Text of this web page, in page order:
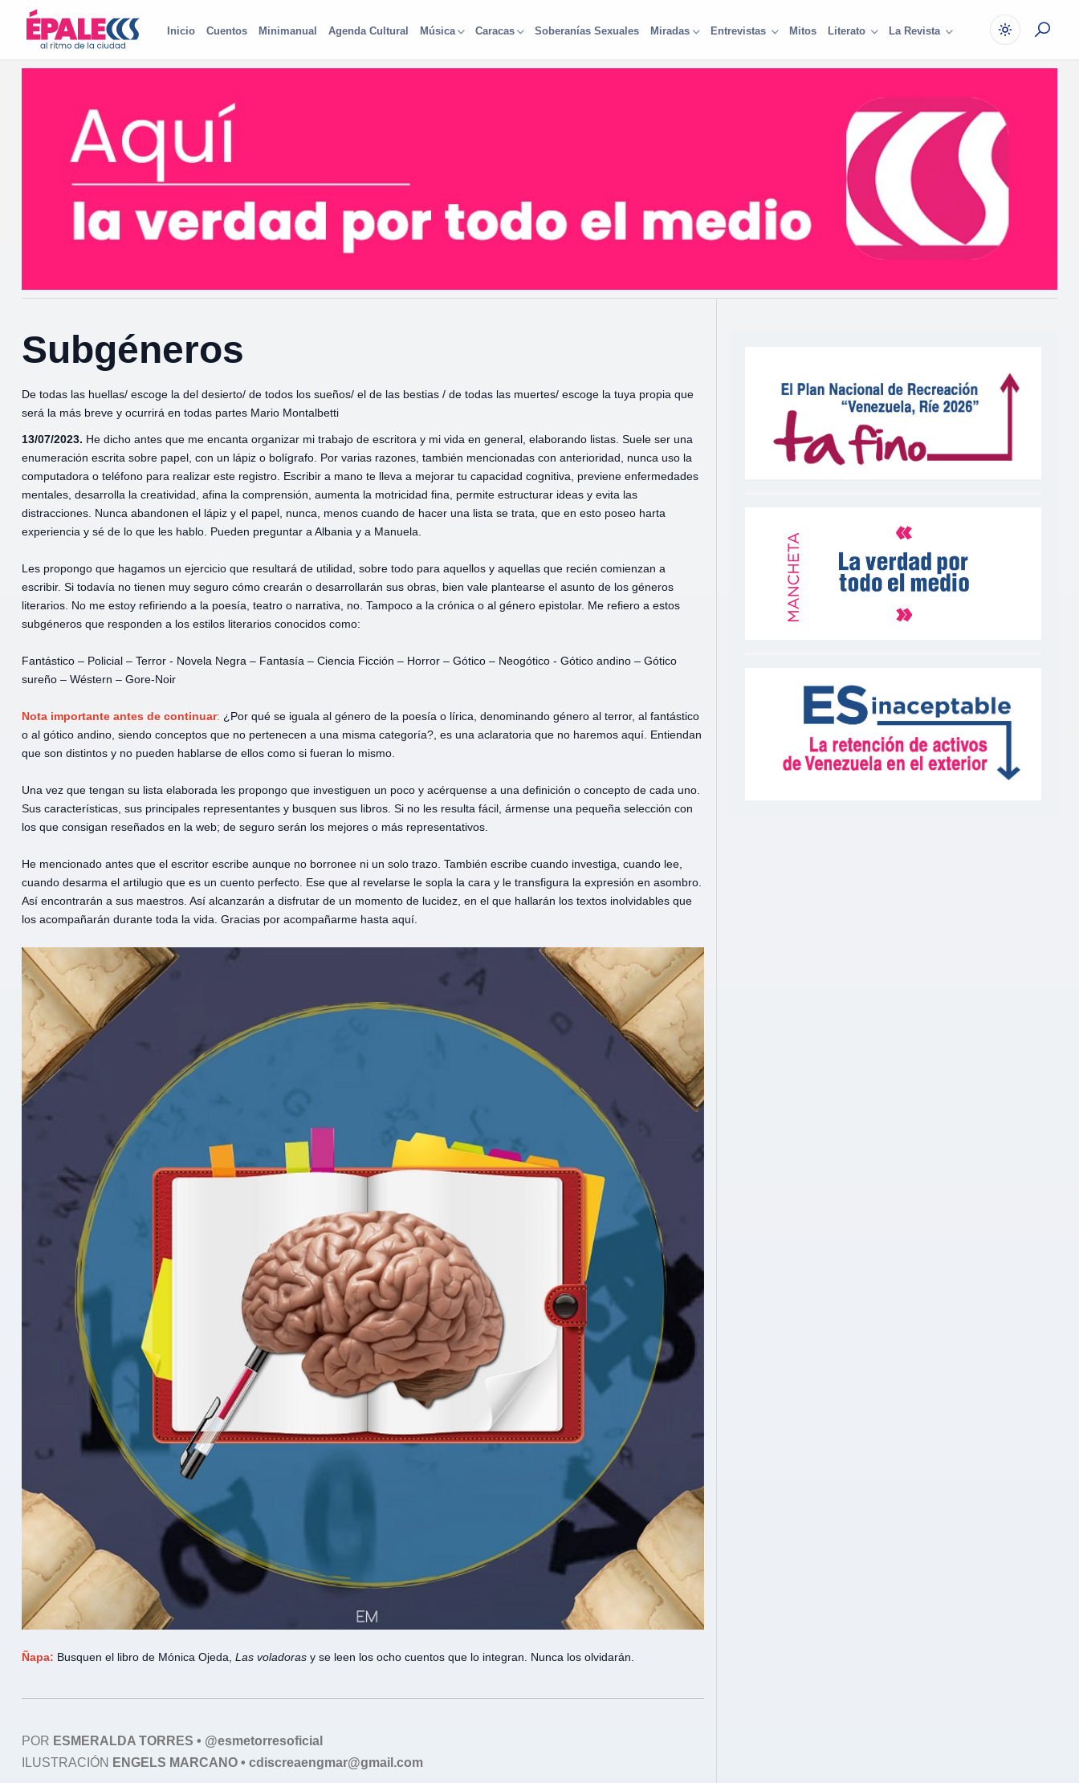
Inicio Cuentos Minimanual Agenda Cultural Música Caracas Soberanías Sexuales Miradas Entrevistas Mitos Literato La Revista
Subgéneros
De todas las huellas/ escoge la del desierto/ de todos los sueños/ el de las bestias / de todas las muertes/ escoge la tuya propia que
será la más breve y ocurrirá en todas partes Mario Montalbetti
13/07/2023. He dicho antes que me encanta organizar mi trabajo de escritora y mi vida en general, elaborando listas. Suele ser una
enumeración escrita sobre papel, con un lápiz o bolígrafo. Por varias razones, también mencionadas con anterioridad, nunca uso la
computadora o teléfono para realizar este registro. Escribir a mano te lleva a mejorar tu capacidad cognitiva, previene enfermedades
mentales, desarrolla la creatividad, afina la comprensión, aumenta la motricidad fina, permite estructurar ideas y evita las
distracciones. Nunca abandonen el lápiz y el papel, nunca, menos cuando de hacer una lista se trata, que en esto poseo harta
experiencia y sé de lo que les hablo. Pueden preguntar a Albania y a Manuela.
Les propongo que hagamos un ejercicio que resultará de utilidad, sobre todo para aquellos y aquellas que recién comienzan a
escribir. Si todavía no tienen muy seguro cómo crearán o desarrollarán sus obras, bien vale plantearse el asunto de los géneros
literarios. No me estoy refiriendo a la poesía, teatro o narrativa, no. Tampoco a la crónica o al género epistolar. Me refiero a estos
subgéneros que responden a los estilos literarios conocidos como:
Fantástico – Policial – Terror - Novela Negra – Fantasía – Ciencia Ficción – Horror – Gótico – Neogótico - Gótico andino – Gótico
sureño – Wéstern – Gore-Noir
Nota importante antes de continuar: ¿Por qué se iguala al género de la poesía o lírica, denominando género al terror, al fantástico
o al gótico andino, siendo conceptos que no pertenecen a una misma categoría?, es una aclaratoria que no haremos aquí. Entiendan
que son distintos y no pueden hablarse de ellos como si fueran lo mismo.
Una vez que tengan su lista elaborada les propongo que investiguen un poco y acérquense a una definición o concepto de cada uno.
Sus características, sus principales representantes y busquen sus libros. Si no les resulta fácil, ármense una pequeña selección con
los que consigan reseñados en la web; de seguro serán los mejores o más representativos.
He mencionado antes que el escritor escribe aunque no borronee ni un solo trazo. También escribe cuando investiga, cuando lee,
cuando desarma el artilugio que es un cuento perfecto. Ese que al revelarse le sopla la cara y le transfigura la expresión en asombro.
Así encontrarán a sus maestros. Así alcanzarán a disfrutar de un momento de lucidez, en el que hallarán los textos inolvidables que
los acompañarán durante toda la vida. Gracias por acompañarme hasta aquí.
Ñapa: Busquen el libro de Mónica Ojeda, Las voladoras y se leen los ocho cuentos que lo integran. Nunca los olvidarán.
POR ESMERALDA TORRES • @esmetorresoficial
ILUSTRACIÓN ENGELS MARCANO • cdiscreaengmar@gmail.com